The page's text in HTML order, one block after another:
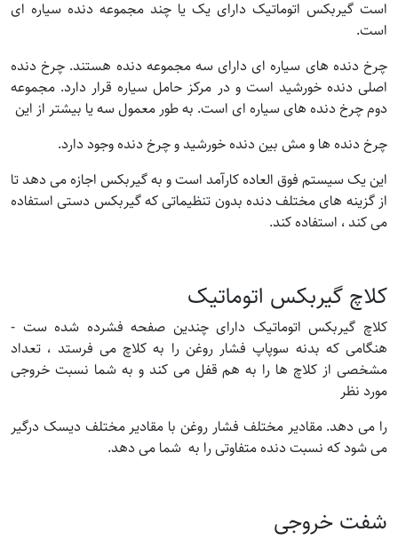
است گیربکس اتوماتیک دارای یک یا چند مجموعه دنده سیاره ای
است.
چرخ دنده های سیاره ای دارای سه مجموعه دنده هستند. چرخ دنده
اصلی دنده خورشید است و در مرکز حامل سیاره قرار دارد. مجموعه
دوم چرخ دنده های سیاره ای است. به طور معمول سه یا بیشتر از این
چرخ دنده ها و مش بین دنده خورشید و چرخ دنده وجود دارد.
این یک سیستم فوق العاده کارآمد است و به گیربکس اجازه می دهد تا
از گزینه های مختلف دنده بدون تنظیماتی که گیربکس دستی استفاده
می کند ، استفاده کند.
کلاچ گیربکس اتوماتیک
کلاچ گیربکس اتوماتیک دارای چندین صفحه فشرده شده ست -
هنگامی که بدنه سوپاپ فشار روغن را به کلاچ می فرستد ، تعداد
مشخصی از کلاچ ها را به هم قفل می کند و به شما نسبت خروجی
مورد نظر
را می دهد. مقادیر مختلف فشار روغن با مقادیر مختلف دیسک درگیر
می شود که نسبت دنده متفاوتی را به شما می دهد.
شفت خروجی